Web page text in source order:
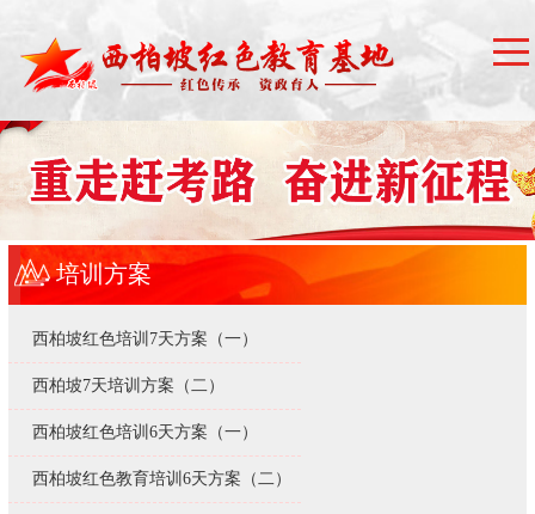
培训方案
西柏坡红色培训7天方案（一）
西柏坡7天培训方案（二）
西柏坡红色培训6天方案（一）
西柏坡红色教育培训6天方案（二）